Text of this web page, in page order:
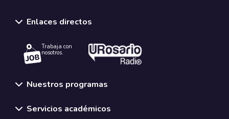
Enlaces directos
Trabaja con
nosotros.
Nuestros programas
Servicios académicos